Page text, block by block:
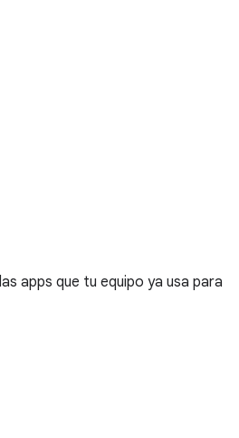
apps que tu equipo ya usa para